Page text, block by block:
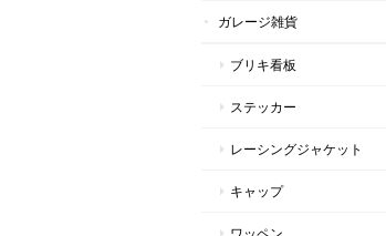
ガレージ雑貨
ブリキ看板
ステッカー
レーシングジャケット
キャップ